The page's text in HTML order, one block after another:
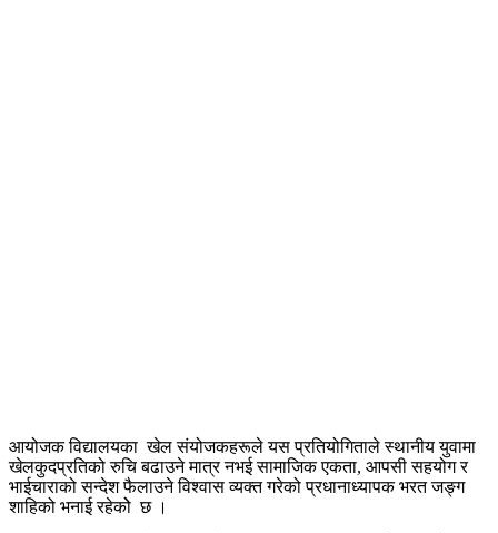
आयोजक विद्यालयका खेल संयोजकहरूले यस प्रतियोगिताले स्थानीय युवामा
खेलकुदप्रतिको रुचि बढाउने मात्र नभई सामाजिक एकता, आपसी सहयोग र
भाईचाराको सन्देश फैलाउने विश्वास व्यक्त गरेको प्रधानाध्यापक भरत जङ्ग
शाहिको भनाई रहेकोे छ ।